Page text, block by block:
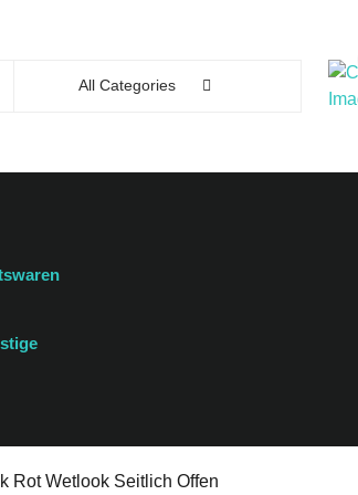
All Categories
Rot Wetlook Seitlich Offen